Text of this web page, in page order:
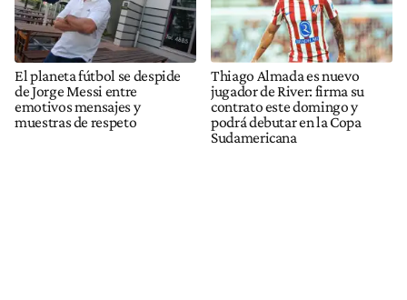
El planeta fútbol se despide
de Jorge Messi entre
emotivos mensajes y
muestras de respeto
Thiago Almada es nuevo
jugador de River: firma su
contrato este domingo y
podrá debutar en la Copa
Sudamericana